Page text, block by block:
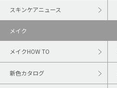
スキンケアニュース
メイク
メイクHOW TO
新色カタログ